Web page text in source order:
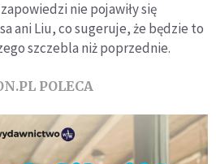
nie pojawiły się
ani Liu, co sugeruje, że będzie to
szczebla niż poprzednie.
POLECA